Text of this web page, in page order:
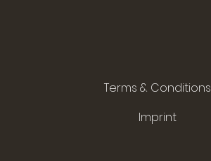
Terms & Conditions
Imprint